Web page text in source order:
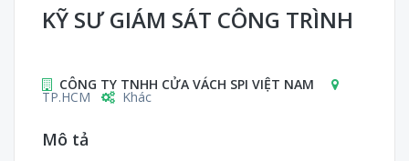
KỸ SƯ GIÁM SÁT CÔNG TRÌNH
CÔNG TY TNHH CỬA VÁCH SPI VIỆT NAM
TP.HCM Khác
Mô tả